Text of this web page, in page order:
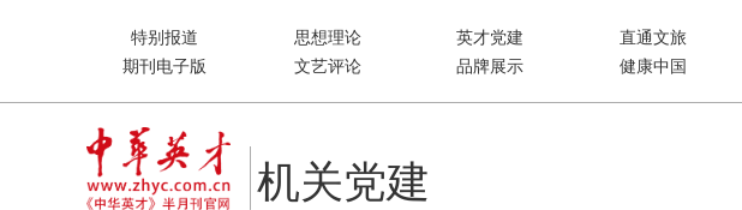
特别报道 思想理论 英才党建 直通文旅
期刊电子版
文艺评论 品牌展示 健康中国
机关党建